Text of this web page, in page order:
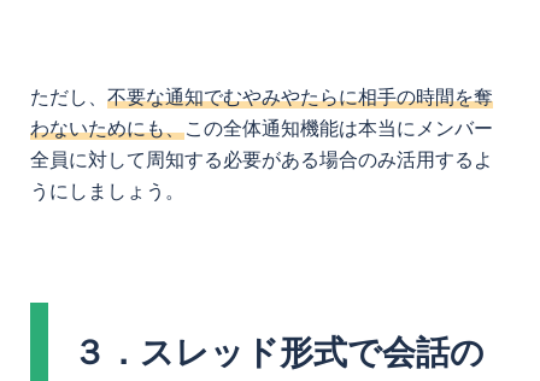
ただし、 不要な通知でむやみやたらに相手の時間を奪
わないためにも、この全体通知機能は本当にメンバー
全員に対して周知する必要がある場合のみ活用するよ
うにしましょう。
３．スレッド形式で会話の